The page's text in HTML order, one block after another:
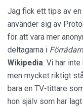
Jag fick ett tips av
använder sig av
för att vara mer
deltagarna i
Wikipedia. Vi har
men mycket riktigt
bara en TV-tittare
hon själv som har